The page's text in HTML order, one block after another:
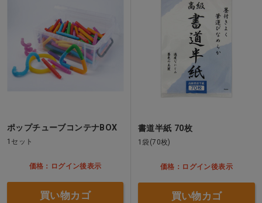
ポップチューブコンテナBOX
1セット
価格：ログイン後表示
買い物カゴ
書道半紙 70枚
1袋(70枚)
価格：ログイン後表示
買い物カゴ